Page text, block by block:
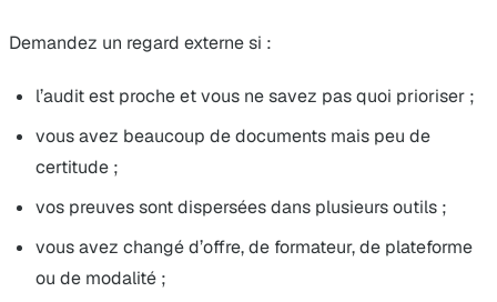
Demandez un regard externe si :
l’audit est proche et vous ne savez pas quoi prioriser ;
vous avez beaucoup de documents mais peu de
certitude ;
vos preuves sont dispersées dans plusieurs outils ;
vous avez changé d’offre, de formateur, de plateforme
ou de modalité ;